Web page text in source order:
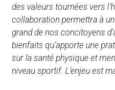
des valeurs tournées vers
collaboration permettra à
grand de nos concitoyens
bienfaits qu’apporte une
sur la santé physique et
niveau sportif. L’enjeu est